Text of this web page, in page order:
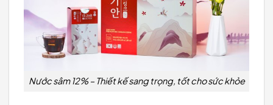
Nước sâm 12% – Thiết kế sang trọng, tốt cho sức khỏe